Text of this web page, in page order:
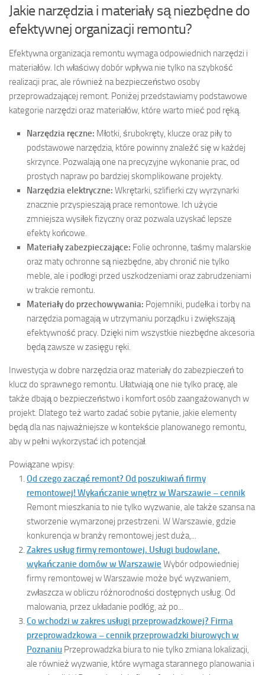
Jakie narzędzia i materiały są niezbędne do
efektywnej organizacji remontu?
Efektywna organizacja remontu wymaga odpowiednich narzędzi i
materiałów. Ich właściwy dobór wpływa nie tylko na szybkość
realizacji prac, ale również na bezpieczeństwo osoby
przeprowadzającej remont. Poniżej przedstawiamy podstawowe
kategorie narzędzi oraz materiałów, które warto mieć pod ręką.
Narzędzia ręczne: Młotki, śrubokręty, klucze oraz piły to
podstawowe narzędzia, które powinny znaleźć się w każdej
skrzynce. Pozwalają one na precyzyjne wykonanie prac, od
prostych napraw po bardziej skomplikowane projekty.
Narzędzia elektryczne: Wkrętarki, szlifierki czy wyrzynarki
znacznie przyspieszają prace remontowe. Ich użycie
zmniejsza wysiłek fizyczny oraz pozwala uzyskać lepsze
efekty końcowe.
Materiały zabezpieczające: Folie ochronne, taśmy malarskie
oraz maty ochronne są niezbędne, aby chronić nie tylko
meble, ale i podłogi przed uszkodzeniami oraz zabrudzeniami
w trakcie remontu.
Materiały do przechowywania: Pojemniki, pudełka i torby na
narzędzia pomagają w utrzymaniu porządku i zwiększają
efektywność pracy. Dzięki nim wszystkie niezbędne akcesoria
będą zawsze w zasięgu ręki.
Inwestycja w dobre narzędzia oraz materiały do zabezpieczeń to
klucz do sprawnego remontu. Ułatwiają one nie tylko pracę, ale
także dbają o bezpieczeństwo i komfort osób zaangażowanych w
projekt. Dlatego też warto zadać sobie pytanie, jakie elementy
będą dla nas najważniejsze w kontekście planowanego remontu,
aby w pełni wykorzystać ich potencjał.
Powiązane wpisy:
Od czego zacząć remont? Od poszukiwań firmy
remontowej! Wykańczanie wnętrz w Warszawie – cennik
Remont mieszkania to nie tylko wyzwanie, ale także szansa na
stworzenie wymarzonej przestrzeni. W Warszawie, gdzie
konkurencja w branży remontowej jest duża,...
Zakres usług firmy remontowej. Usługi budowlane,
wykańczanie domów w Warszawie Wybór odpowiedniej
firmy remontowej w Warszawie może być wyzwaniem,
zwłaszcza w obliczu różnorodności dostępnych usług. Od
malowania, przez układanie podłóg, aż po...
Co wchodzi w zakres usługi przeprowadzkowej? Firma
przeprowadzkowa – cennik przeprowadzki biurowych w
Poznaniu Przeprowadzka biura to nie tylko zmiana lokalizacji,
ale również wyzwanie, które wymaga starannego planowania i